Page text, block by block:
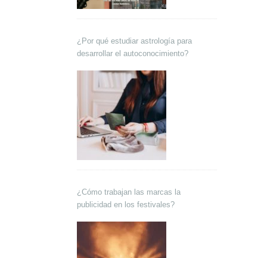
¿Por qué estudiar astrología para
desarrollar el autoconocimiento?
¿Cómo trabajan las marcas la
publicidad en los festivales?